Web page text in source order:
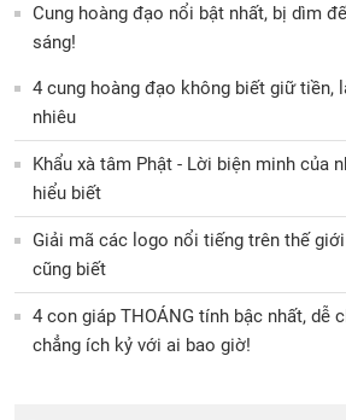
Cung hoàng đạo nổi bật nhất, bị dìm
sáng!
4 cung hoàng đạo không biết giữ tiền,
nhiêu
Khẩu xà tâm Phật - Lời biện minh của
hiểu biết
Giải mã các logo nổi tiếng trên thế
cũng biết
4 con giáp THOÁNG tính bậc nhất, dễ
chẳng ích kỷ với ai bao giờ!